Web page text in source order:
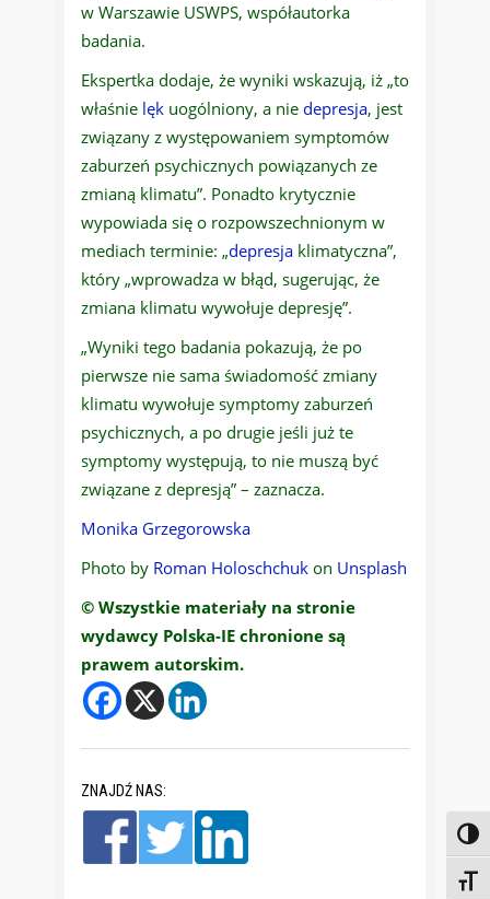
w Warszawie USWPS, współautorka
badania.
Ekspertka dodaje, że wyniki wskazują, iż „to
właśnie lęk uogólniony, a nie depresja, jest
związany z występowaniem symptomów
zaburzeń psychicznych powiązanych ze
zmianą klimatu”. Ponadto krytycznie
wypowiada się o rozpowszechnionym w
mediach terminie: „depresja klimatyczna”,
który „wprowadza w błąd, sugerując, że
zmiana klimatu wywołuje depresję”.
„Wyniki tego badania pokazują, że po
pierwsze nie sama świadomość zmiany
klimatu wywołuje symptomy zaburzeń
psychicznych, a po drugie jeśli już te
symptomy występują, to nie muszą być
związane z depresją” – zaznacza.
Monika Grzegorowska
Photo by Roman Holoschchuk on Unsplash
© Wszystkie materiały na stronie
wydawcy Polska-IE chronione są
prawem autorskim.
ZNAJDŹ NAS: